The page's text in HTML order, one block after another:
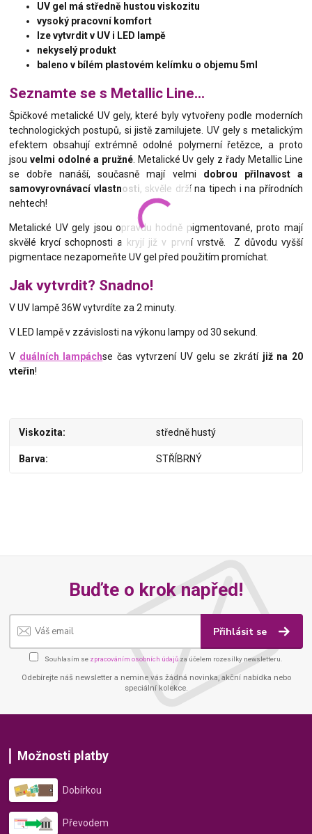
UV gel má středně hustou viskozitu
vysoký pracovní komfort
lze vytvrdit v UV i LED lampě
nekyselý produkt
baleno v bílém plastovém kelímku o objemu 5ml
Seznamte se s Metallic Line...
Špičkové metalické UV gely, které byly vytvořeny podle moderních
technologických postupů, si jistě zamilujete. UV gely s metalickým
efektem obsahují extrémně odolné polymerní řetězce, a proto
jsouvelmi odolné a pružné. Metalické Uv gely z řady Metallic Line
se dobře nanáší, současně mají velmi dobrou přilnavost a
samovyrovnávací vlastnosti, skvěle drží na tipech i na přírodních
nehtech!
Metalické UV gely jsou opravdu hodně pigmentované, proto mají
skvělé krycí schopnosti a kryjí již v první vrstvě. Z důvodu vyšší
pigmentace nezapomeňte UV gel před použitím promíchat.
Jak vytvrdit? Snadno!
V UV lampě 36W vytvrdíte za 2 minuty.
V LED lampě v zzávislosti na výkonu lampy od 30 sekund.
V duálních lampáchse čas vytvrzení UV gelu se zkrátí již na 20
vteřin!
Viskozita středně hustý
Barva STŘÍBRNÝ
Buďte o krok napřed!
Přihlásit se
Souhlasím se zpracováním osobních údajů za účelem rozesílky newsletteru.
Odebírejte náš newsletter a nemine vás žádná novinka, akční nabídka nebo
speciální kolekce.
Možnosti platby
Dobírkou
Převodem